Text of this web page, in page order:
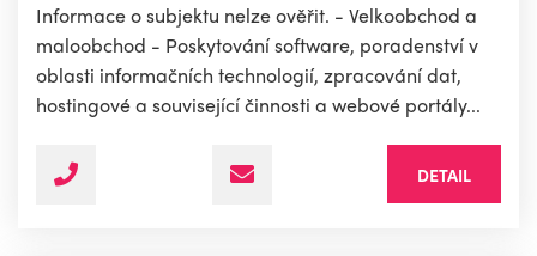
Informace o subjektu nelze ověřit. - Velkoobchod a
maloobchod - Poskytování software, poradenství v
oblasti informačních technologií, zpracování dat,
hostingové a související činnosti a webové portály...
DETAIL